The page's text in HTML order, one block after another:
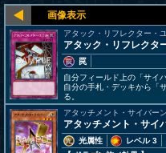
アタック・リフレクター・
アタック・リフレクタ
罠
自分フィールド上の「サイ
自分の手札・デッキから「
る。
アタッチメント・サイバーン
アタッチメント・サイ
光属性
レベル 3